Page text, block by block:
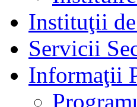
Instituţii
Servicii
Informaţii